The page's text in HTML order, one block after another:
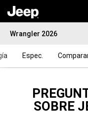
Wrangler 2026
Espec.
SOBRE